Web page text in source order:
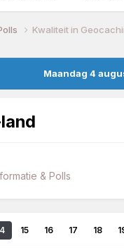
Kwaliteit in
Maandag 4
& Polls
15 16 17 18